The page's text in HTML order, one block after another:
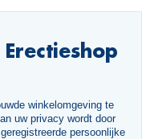
winkelomgeving te
uw privacy wordt door
persoonlijke